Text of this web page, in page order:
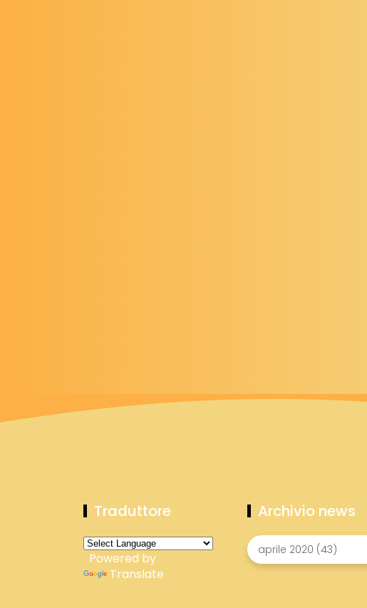
Traduttore
Powered by
Translate
Archivio news